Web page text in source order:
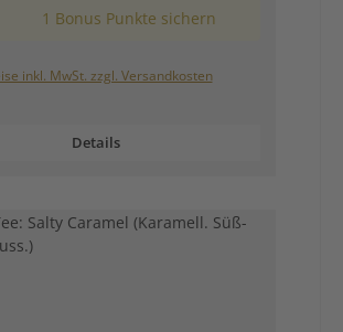
1 Bonus Punkte sichern
inkl. MwSt. zzgl. Versandkosten
Details